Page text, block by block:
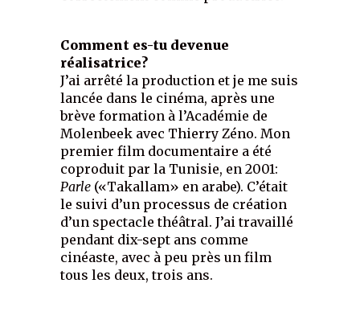
Comment es-tu devenue
réalisatrice?
J’ai arrêté la production et je me suis
lancée dans le cinéma, après une
brève formation à l’Académie de
Molenbeek avec Thierry Zéno. Mon
premier film documentaire a été
coproduit par la Tunisie, en 2001:
Parle («Takallam» en arabe). C’était
le suivi d’un processus de création
d’un spectacle théâtral. J’ai travaillé
pendant dix-sept ans comme
cinéaste, avec à peu près un film
tous les deux, trois ans.